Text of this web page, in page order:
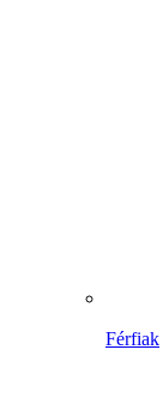
Férfiak